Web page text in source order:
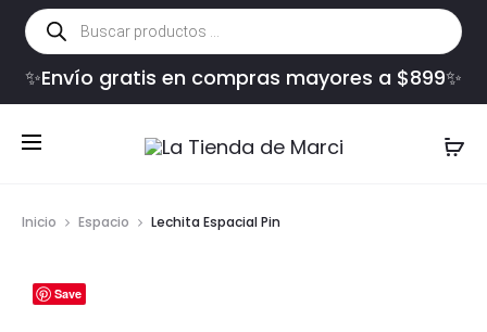
Búsqueda
de
productos
✨Envío gratis en compras mayores a $899✨
Inicio Espacio Lechita Espacial Pin
Save